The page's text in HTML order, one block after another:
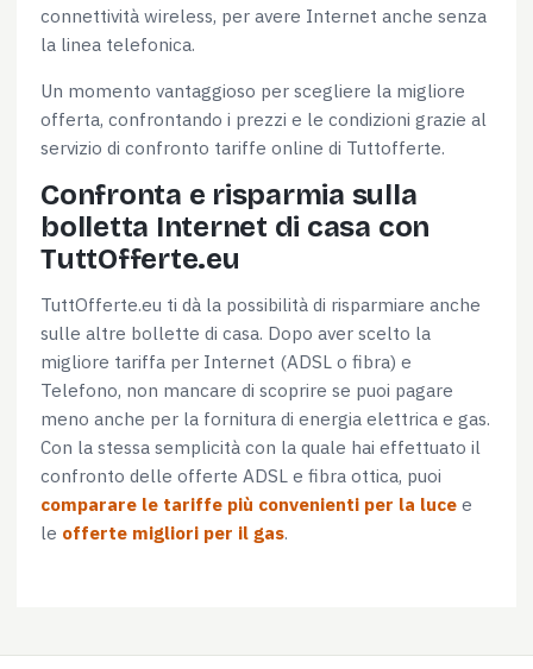
connettività wireless, per avere Internet anche senza
la linea telefonica.
Un momento vantaggioso per scegliere la migliore
offerta, confrontando i prezzi e le condizioni grazie al
servizio di confronto tariffe online di Tuttofferte.
Confronta e risparmia sulla
bolletta Internet di casa con
TuttOfferte.eu
TuttOfferte.eu ti dà la possibilità di risparmiare anche
sulle altre bollette di casa. Dopo aver scelto la
migliore tariffa per Internet (ADSL o fibra) e
Telefono, non mancare di scoprire se puoi pagare
meno anche per la fornitura di energia elettrica e gas.
Con la stessa semplicità con la quale hai effettuato il
confronto delle offerte ADSL e fibra ottica, puoi
comparare le tariffe più convenienti per la luce e
le offerte migliori per il gas.